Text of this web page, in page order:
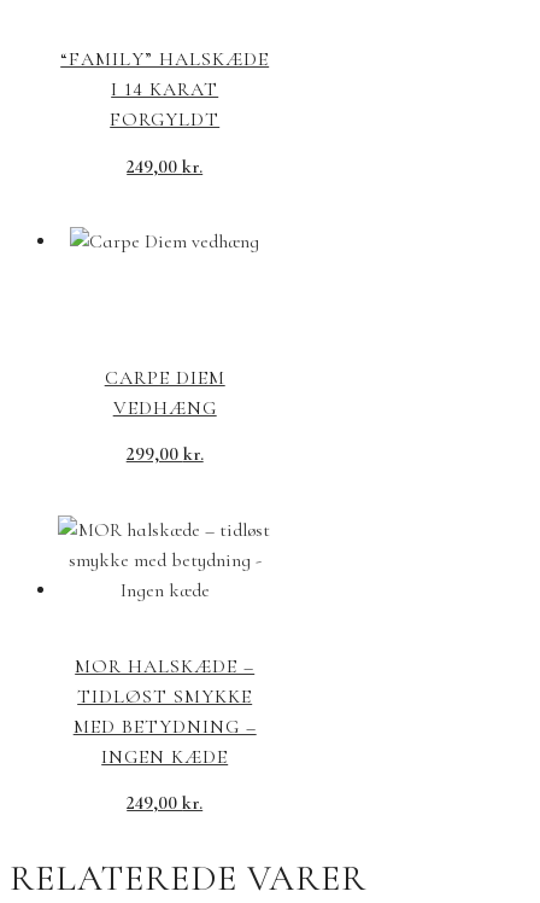
“FAMILY” HALSKÆDE
I 14 KARAT
FORGYLDT
249,00kr.
CARPE DIEM
VEDHÆNG
299,00 kr.
MOR HALSKÆDE –
TIDLØST SMYKKE
MED BETYDNING –
INGEN KÆDE
249,00kr.
RELATEREDE VARER